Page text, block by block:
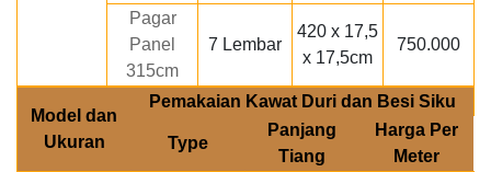
Pagar
Panel
315cm
7 Lembar
420 x 17,5
x 17,5cm
750.000
Model dan
Ukuran
Pemakaian Kawat Duri dan Besi Siku
Type
Panjang
Tiang
Harga Per
Meter